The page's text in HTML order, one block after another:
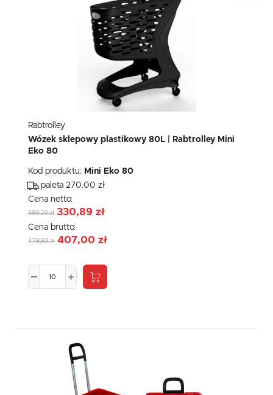
Rabtrolley
Wózek sklepowy plastikowy 80L | Rabtrolley Mini
Eko 80
Kod produktu: Mini Eko 80
paleta 270.00 zł
Cena netto:
389,29 zł 330,89 zł
Cena brutto:
478,83 zł 407,00 zł